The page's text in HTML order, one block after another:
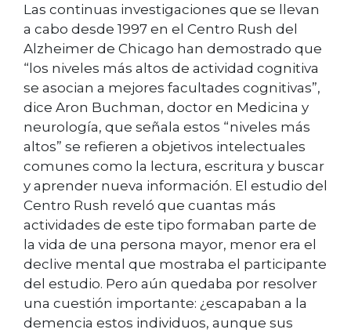
Las continuas investigaciones que se llevan
a cabo desde 1997 en el Centro Rush del
Alzheimer de Chicago han demostrado que
“los niveles más altos de actividad cognitiva
se asocian a mejores facultades cognitivas”,
dice Aron Buchman, doctor en Medicina y
neurología, que señala estos “niveles más
altos” se refieren a objetivos intelectuales
comunes como la lectura, escritura y buscar
y aprender nueva información. El estudio del
Centro Rush reveló que cuantas más
actividades de este tipo formaban parte de
la vida de una persona mayor, menor era el
declive mental que mostraba el participante
del estudio. Pero aún quedaba por resolver
una cuestión importante: ¿escapaban a la
demencia estos individuos, aunque sus